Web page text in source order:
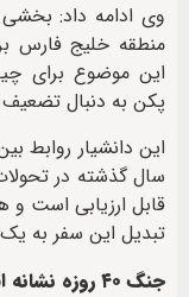
وی ادامه داد:
منطقه خلیج فارس
این موضوع برای
پکن به دنبال
این دانشیار روابط
سال گذشته در
قابل ارزیابی است و
تبدیل این سفر به
جنگ ۴۰ روزه نشانه افول نقش‌آفرینی آمریکا بود